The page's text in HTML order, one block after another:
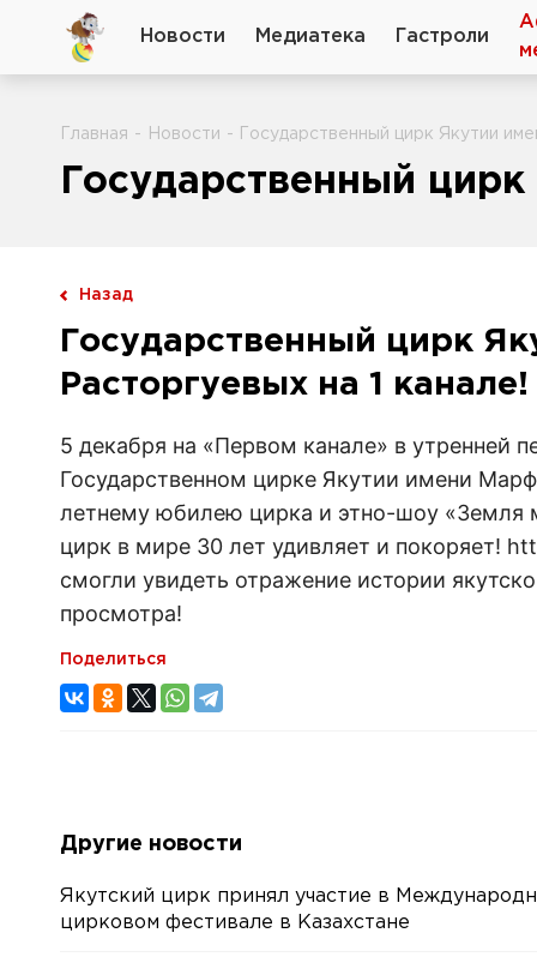
Новости Медиатека Гастроли
Главная - Новости - Государственный цирк Якутии
Государственный
Назад
Государственный цирк
Расторгуевых на 1 канале!
5 декабря на «Первом канале» в утренней
Государственном цирке Якутии имени
летнему юбилею цирка и этно-шоу
цирк в мире 30 лет удивляет и покоряет!
смогли увидеть отражение истории
просмотра!
Поделиться
Другие новости
Якутский цирк принял участие в
цирковом фестивале в Казахстане